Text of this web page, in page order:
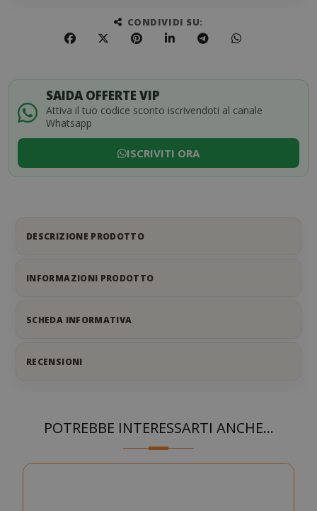
CONDIVIDI SU:
SAIDA OFFERTE VIP
Attiva il tuo codice sconto iscrivendoti al canale
Whatsapp
ISCRIVITI ORA
DESCRIZIONE PRODOTTO
INFORMAZIONI PRODOTTO
SCHEDA INFORMATIVA
RECENSIONI
POTREBBE INTERESSARTI ANCHE...